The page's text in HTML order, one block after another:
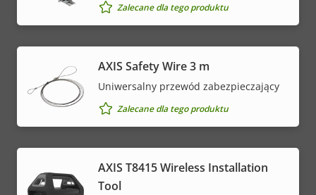
Zalecane dla tego produktu
AXIS Safety Wire 3 m
Uniwersalny przewód zabezpieczający
Zalecane dla tego produktu
AXIS T8415 Wireless Installation
Tool